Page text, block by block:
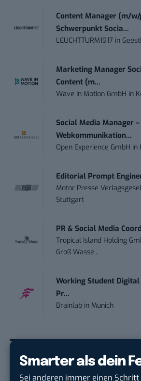
Smarter als dein
Sei anderen immer einen Schritt
Content Manager (m/
Schwerpunkt Socia...
LEUCHTTURM1917 in
Marketing Manager
Content (m...
Wave In Motion GmbH in
Social Media Manager –
Webkommunikation...
Open Experience GmbH in
Editorial Prompt
Motor Presse
Stuttgart
PR & Social Media
Tropical Island Holding
Groß Wasse...
Working Student Digital
Pr...
Brainlab in Munich
THEMEN: FACEBOOK FACEBOOK MESSENGER